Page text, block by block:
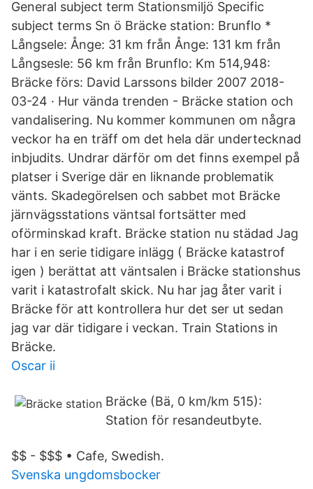
General subject term Stationsmiljö Specific
subject terms Sn ö Bräcke station: Brunflo *
Långsele: Ånge: 31 km från Ånge: 131 km från
Långsesle: 56 km från Brunflo: Km 514,948:
Bräcke förs: David Larssons bilder 2007 2018-
03-24 · Hur vända trenden - Bräcke station och
vandalisering. Nu kommer kommunen om några
veckor ha en träff om det hela där undertecknad
inbjudits. Undrar därför om det finns exempel på
platser i Sverige där en liknande problematik
vänts. Skadegörelsen och sabbet mot Bräcke
järnvägsstations väntsal fortsätter med
oförminskad kraft. Bräcke station nu städad Jag
har i en serie tidigare inlägg ( Bräcke katastrof
igen ) berättat att väntsalen i Bräcke stationshus
varit i katastrofalt skick. Nu har jag åter varit i
Bräcke för att kontrollera hur det ser ut sedan
jag var där tidigare i veckan. Train Stations in
Bräcke.
Oscar ii
Bräcke (Bä, 0 km/km 515):
Station för resandeutbyte.
$$ - $$$ • Cafe, Swedish.
Svenska ungdomsbocker